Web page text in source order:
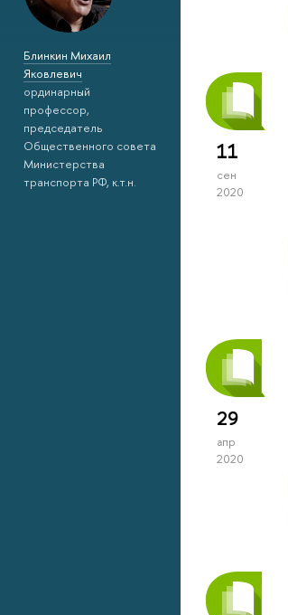
Блинкин Михаил
Яковлевич
ординарный
профессор,
председатель
Общественного совета
Министерства
транспорта РФ, к.т.н.
11
сен
2020
29
апр
2020